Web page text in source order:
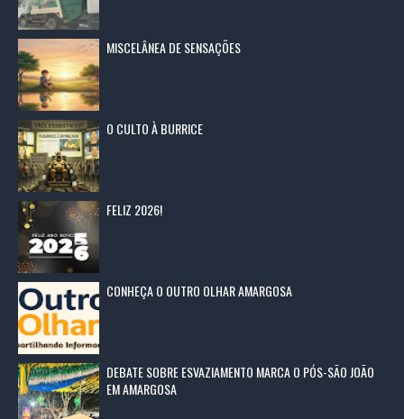
MISCELÂNEA DE SENSAÇÕES
O CULTO À BURRICE
FELIZ 2026!
CONHEÇA O OUTRO OLHAR AMARGOSA
DEBATE SOBRE ESVAZIAMENTO MARCA O PÓS-SÃO JOÃO
EM AMARGOSA